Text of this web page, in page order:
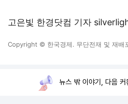
고은빛 한경닷컴 기자
Copyright © 한국경제. 무단전재 및 재배
뉴스 밖 이야기, 다음 커